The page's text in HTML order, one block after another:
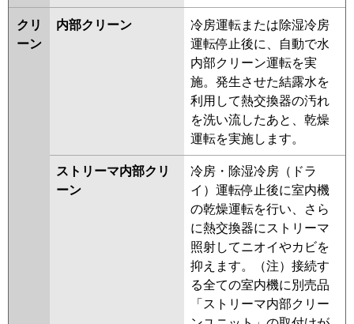
クリ
ーン
内部クリーン
冷房運転または除湿冷房
運転停止後に、自動で水
内部クリーン運転を実
施。発生させた結露水を
利用して熱交換器の汚れ
を洗い流したあと、乾燥
運転を実施します。
ストリーマ内部クリ
ーン
冷房・除湿冷房（ドラ
イ）運転停止後に室内機
の乾燥運転を行い、さら
に熱交換器にストリーマ
照射してニオイやカビを
抑えます。（注）接続す
る全ての室内機に別売品
「ストリーマ内部クリー